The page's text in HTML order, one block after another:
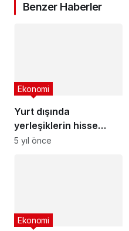
Benzer Haberler
Yurt dışında
yerleşiklerin hisse
senedi, DİBS ve ŞBS
stoku
5 yıl önce
Ekonomi